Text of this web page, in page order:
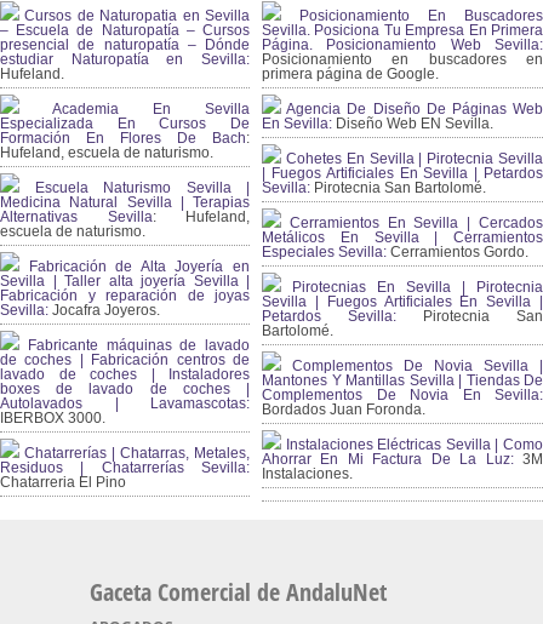
Cursos de Naturopatia en Sevilla
– Escuela de Naturopatía – Cursos
presencial de naturopatía – Dónde
estudiar Naturopatía en Sevilla:
Hufeland.
Academia En Sevilla
Especializada En Cursos De
Formación En Flores De Bach:
Hufeland, escuela de naturismo.
Escuela Naturismo Sevilla |
Medicina Natural Sevilla | Terapias
Alternativas Sevilla: Hufeland,
escuela de naturismo.
Fabricación de Alta Joyería en
Sevilla | Taller alta joyería Sevilla |
Fabricación y reparación de joyas
Sevilla: Jocafra Joyeros.
Fabricante máquinas de lavado
de coches | Fabricación centros de
lavado de coches | Instaladores
boxes de lavado de coches |
Autolavados | Lavamascotas:
IBERBOX 3000.
Chatarrerías | Chatarras, Metales,
Residuos | Chatarrerías Sevilla:
Chatarreria El Pino
Posicionamiento En Buscadores
Sevilla. Posiciona Tu Empresa En Primera
Página. Posicionamiento Web Sevilla:
Posicionamiento en buscadores en
primera página de Google.
Agencia De Diseño De Páginas Web
En Sevilla: Diseño Web EN Sevilla.
Cohetes En Sevilla | Pirotecnia Sevilla
| Fuegos Artificiales En Sevilla | Petardos
Sevilla: Pirotecnia San Bartolomé.
Cerramientos En Sevilla | Cercados
Metálicos En Sevilla | Cerramientos
Especiales Sevilla: Cerramientos Gordo.
Pirotecnias En Sevilla | Pirotecnia
Sevilla | Fuegos Artificiales En Sevilla |
Petardos Sevilla: Pirotecnia San
Bartolomé.
Complementos De Novia Sevilla |
Mantones Y Mantillas Sevilla | Tiendas De
Complementos De Novia En Sevilla:
Bordados Juan Foronda.
Instalaciones Eléctricas Sevilla | Como
Ahorrar En Mi Factura De La Luz:3M
Instalaciones.
Gaceta Comercial de AndaluNet